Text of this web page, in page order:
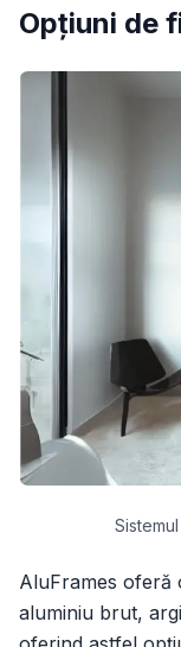
Opțiuni de
AluFrames oferă
aluminiu brut,